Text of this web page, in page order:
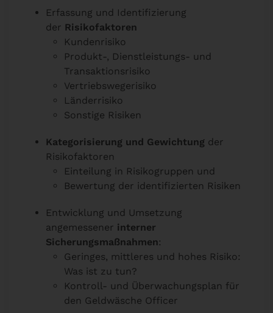
Erfassung und Identifizierung
der Risikofaktoren
Kundenrisiko
Produkt-, Dienstleistungs- und
Transaktionsrisiko
Vertriebswegerisiko
Länderrisiko
Sonstige Risiken
Kategorisierung und Gewichtung der
Risikofaktoren
Einteilung in Risikogruppen und
Bewertung der identifizierten Risiken
Entwicklung und Umsetzung
angemessener interner
Sicherungsmaßnahmen:
Geringes, mittleres und hohes Risiko:
Was ist zu tun?
Kontroll- und Überwachungsplan für
den Geldwäsche Officer